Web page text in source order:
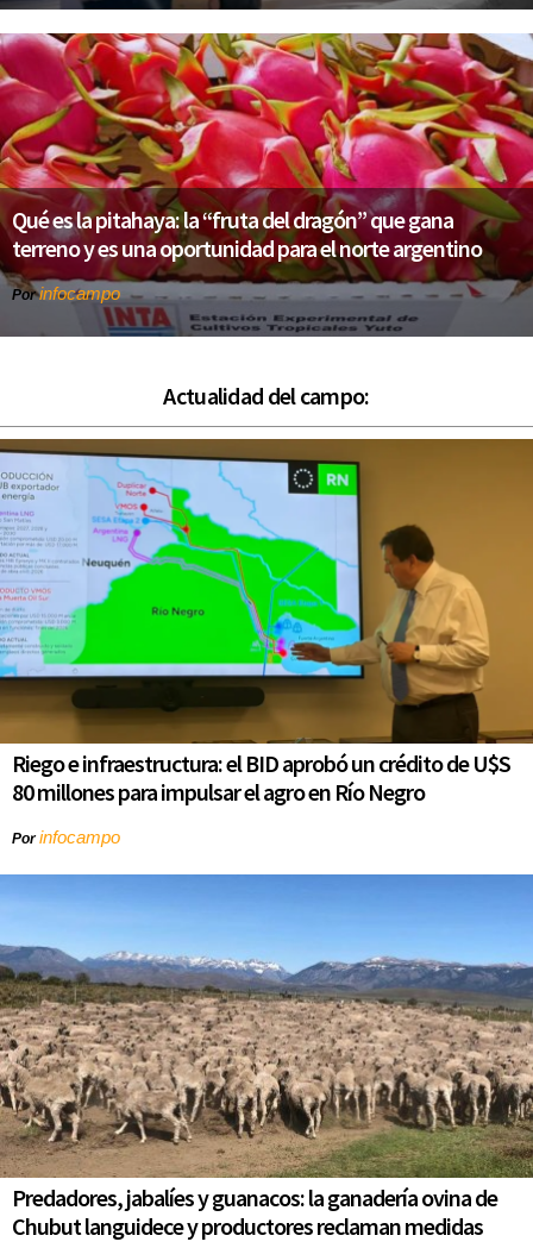
Qué es la pitahaya: la “fruta del dragón” que gana
terreno y es una oportunidad para el norte argentino
Porinfocampo
Actualidad del campo:
Riego e infraestructura: el BID aprobó un crédito de U$S
80 millones para impulsar el agro en Río Negro
Porinfocampo
Predadores, jabalíes y guanacos: la ganadería ovina de
Chubut languidece y productores reclaman medidas